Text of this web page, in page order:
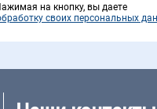
на кнопку, вы даете
своих персональных